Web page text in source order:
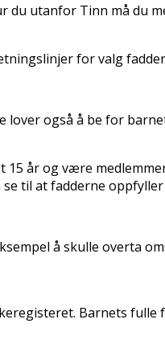
utanfor Tinn må du
for valg
også å be for
15 år og være
til at fadderne
å skulle overta
Barnets fulle